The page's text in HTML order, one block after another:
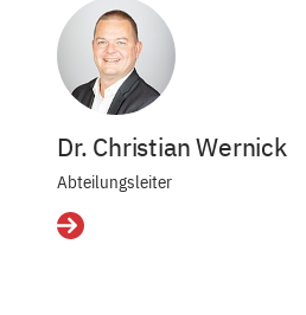
Dr. Christian Wernick
Abteilungsleiter
Details